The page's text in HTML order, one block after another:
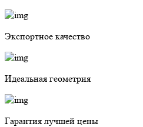
Экспортное качество
Идеальная геометрия
Гарантия лучшей цены